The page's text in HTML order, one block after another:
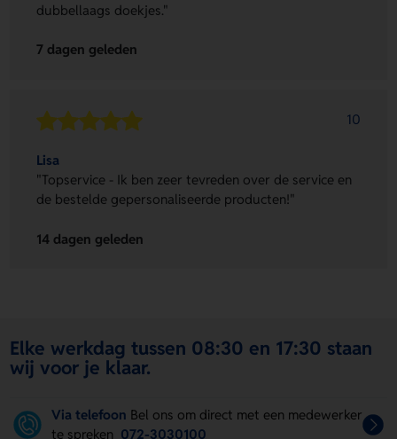
dubbellaags doekjes."
7 dagen geleden
10
Lisa
"Topservice - Ik ben zeer tevreden over de service en
de bestelde gepersonaliseerde producten!"
14 dagen geleden
Elke werkdag tussen 08:30 en 17:30 staan
wij voor je klaar.
Via telefoon Bel ons om direct met een medewerker
te spreken 072-3030100